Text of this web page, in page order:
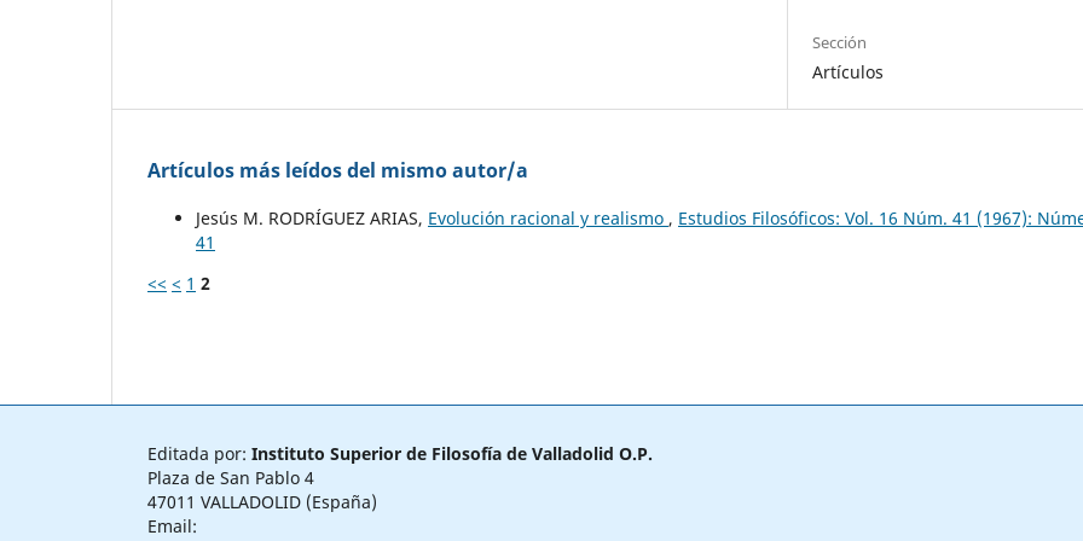
Sección
Artículos
Artículos más leídos del mismo autor/a
Jesús M. RODRÍGUEZ ARIAS, Evolución racional y realismo , Estudios Filosóficos: Vol. 16 Núm. 41 (1967):
41
<< < 1 2
Editada por: Instituto Superior de Filosofía de Valladolid O.P.
Plaza de San Pablo 4
47011 VALLADOLID (España)
Email: